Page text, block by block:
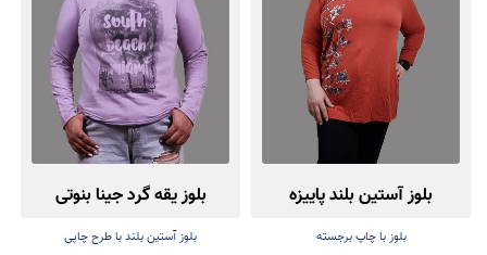
بلوز آستین بلند پاییزه
بلوز با چاپ برجسته
بلوز یقه گرد جینا بنوتی
بلوز آستین بلند با طرح چاپی